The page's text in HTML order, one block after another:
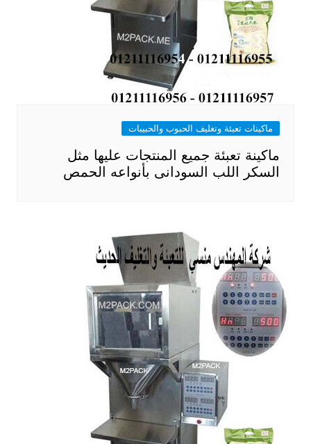
ماكينات تعبئة وتغليف الحبوب والحبيبات
ماكينة تعبئة جميع المنتجات عليها مثل
السكر اللب السودانى بأنواعه الحمص